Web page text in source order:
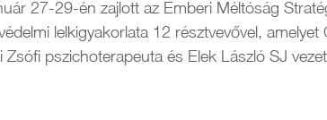
27-29-én zajlott az Emberi Méltóság
lelkigyakorlata 12 résztvevővel, amelyet
Zsófi pszichoterapeuta és Elek László SJ